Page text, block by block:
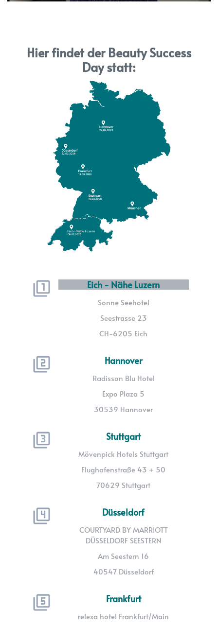
Time 0.00%
Rate
Hier findet der Beauty Success
Day statt:
Eich - Nähe Luzern
Sonne Seehotel
Seestrasse 23
CH-6205 Eich
Hannover
Radisson Blu Hotel
Expo Plaza 5
30539 Hannover
Stuttgart
Mövenpick Hotels Stuttgart
Flughafenstraße 43 + 50
70629 Stuttgart
Düsseldorf
COURTYARD BY MARRIOTT
DÜSSELDORF SEESTERN
Am Seestern 16
40547 Düsseldorf
Frankfurt
relexa hotel Frankfurt/Main